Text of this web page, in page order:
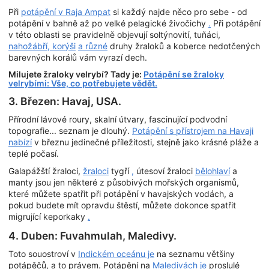
Při potápění v Raja Ampat si každý najde něco pro sebe - od
potápění v bahně až po velké pelagické živočichy . Při potápění
v této oblasti se pravidelně objevují soltýnovití, tuňáci,
nahožábří, korýši a různé druhy žraloků a koberce nedotčených
barevných korálů vám vyrazí dech.
Milujete žraloky velrybí? Tady je: Potápění se žraloky
velrybími: Vše, co potřebujete vědět.
3. Březen: Havaj, USA.
Přírodní lávové roury, skalní útvary, fascinující podvodní
topografie... seznam je dlouhý. Potápění s přístrojem na Havaji
nabízív březnu jedinečné příležitosti, stejně jako krásné pláže a
teplé počasí.
Galapážští žraloci, žraloci tygří , útesoví žraloci bělohlavía
manty jsou jen některé z působivých mořských organismů,
které můžete spatřit při potápění v havajských vodách, a
pokud budete mít opravdu štěstí, můžete dokonce spatřit
migrující keporkaky .
4. Duben: Fuvahmulah, Maledivy.
Toto souostroví v Indickém oceánu je na seznamu většiny
potápěčů, a to právem. Potápění na Maledivách je proslulé